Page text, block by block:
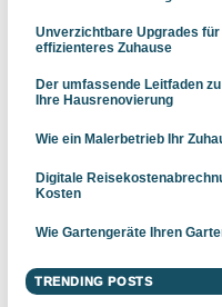
Unverzichtbare Upgrades
effizienteres Zuhause
Der umfassende Leitfaden
Ihre Hausrenovierung
Wie ein Malerbetrieb Ihr
Digitale
Kosten
Wie Gartengeräte Ihren
TRENDING POSTS